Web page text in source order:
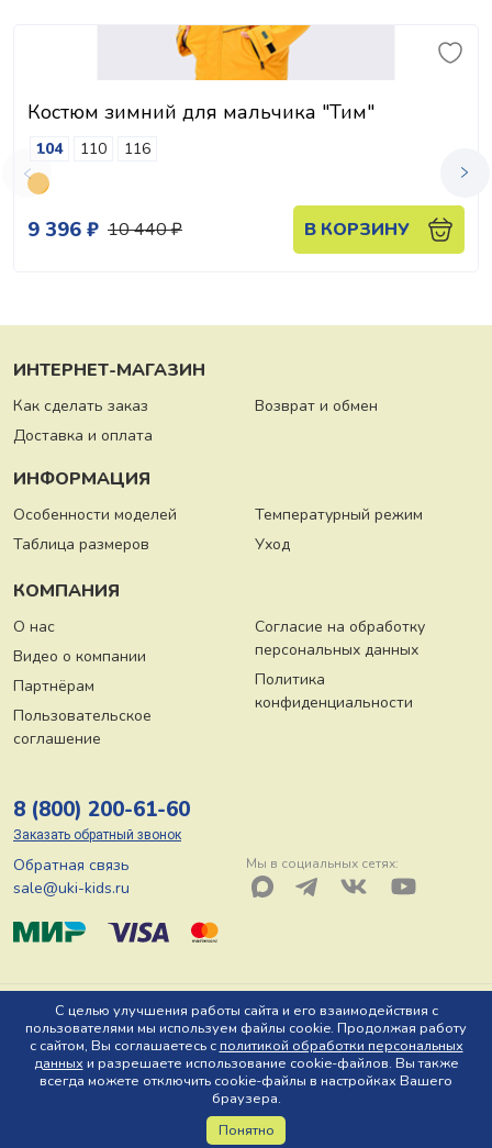
Костюм зимний для мальчика "Тим"
104 110 116
9 396 ₽ 10 440 ₽ В КОРЗИНУ
С целью улучшения работы сайта и его взаимодействия с
пользователями мы используем файлы cookie. Продолжая работу
с сайтом, Вы соглашаетесь сполитикой обработки персональных
данных и разрешаете использование cookie-файлов. Вы также
всегда можете отключить cookie-файлы в настройках Вашего
браузера.
Понятно
ИНТЕРНЕТ-МАГАЗИН
Как сделать заказ
Доставка и оплата
Возврат и обмен
ИНФОРМАЦИЯ
Особенности моделей
Таблица размеров
Температурный режим
Уход
КОМПАНИЯ
О нас
Видео о компании
Партнёрам
Пользовательское
соглашение
Согласие на обработку
персональных данных
Политика
конфиденциальности
8 (800) 200-61-60
Заказать обратный звонок
Обратная связь
sale@uki-kids.ru
Мы в социальных сетях:
© ООО «Юки-кидс» 2026, Тел: 8 (800) 200-61-60, Адрес: 150044 г.
Ярославль, пр-т Октября, д. 78 Ю